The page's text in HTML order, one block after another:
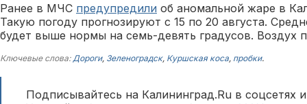
Ранее в МЧС предупредили об аномальной жаре в
Такую погоду прогнозируют с 15 по 20 августа.
будет выше нормы на семь-девять градусов. Воздух
Ключевые слова: Дороги, Зеленоградск, Куршская коса, пробки.
Подписывайтесь на Калининград.Ru в соцсетях